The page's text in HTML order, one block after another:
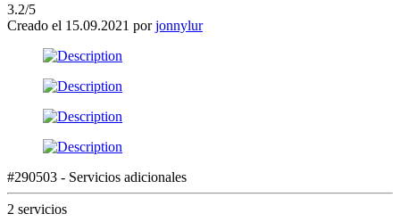
3.2/5
Creado el 15.09.2021 porjonnylur
#290503 - Servicios adicionales
2 servicios